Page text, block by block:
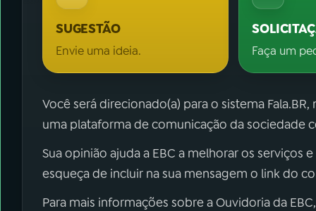
SUGESTÃO
Envie uma ideia. Faça um
Você será direcionado(a) para o sistema
uma plataforma de comunicação da sociedade
Sua opinião ajuda a EBC a melhorar os
esqueça de incluir na sua mensagem o link do
Para mais informações sobre a Ouvidoria da